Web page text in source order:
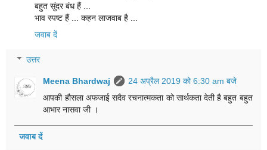
बहुत सुंदर बंध हैं ...
भाव स्पष्ट हैं ... कहन लाजवाब है ...
जवाब दें
उत्तर
Meena Bhardwaj
24 अप्रैल 2019 को 6:30 am बजे
आपकी हौसला अफजाई सदैव रचनात्मकता को सार्थकता देती है बहुत बहुत
आभार नासवा जी ।
जवाब दें